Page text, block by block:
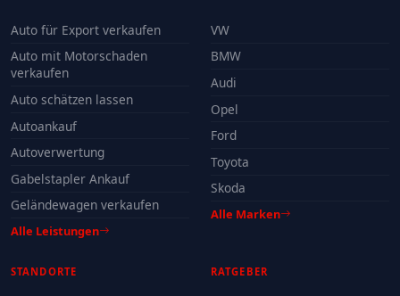
Auto für Export verkaufen
Auto mit Motorschaden
verkaufen
Auto schätzen lassen
Autoankauf
Autoverwertung
Gabelstapler Ankauf
Geländewagen verkaufen
Alle Leistungen
VW
BMW
Audi
Opel
Ford
Toyota
Skoda
Alle Marken
STANDORTE RATGEBER